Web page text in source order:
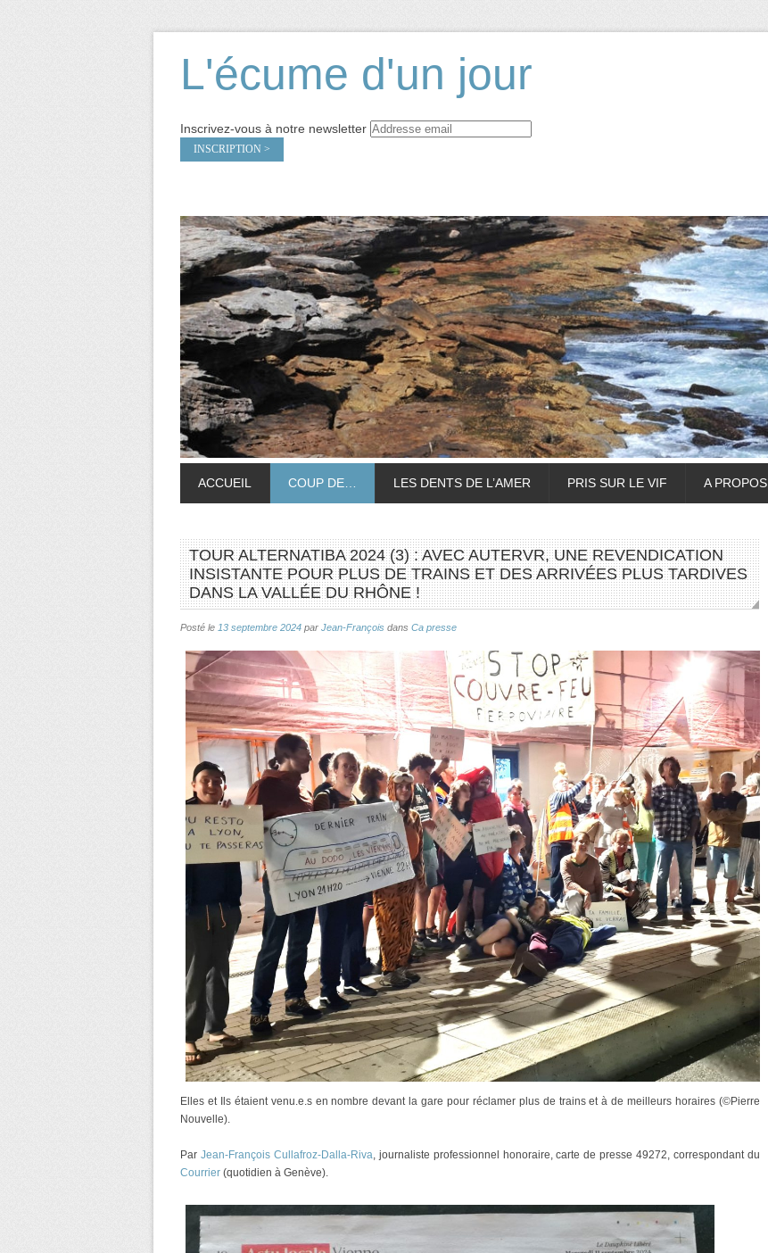
L'écume d'un jour
Inscrivez-vous à notre newsletter
ACCUEIL COUP DE… LES DENTS DE L’AMER PRIS SUR LE VIF A PROPOS
TOUR ALTERNATIBA 2024 (3) : AVEC AUTERVR, UNE REVENDICATION
INSISTANTE POUR PLUS DE TRAINS ET DES ARRIVÉES PLUS TARDIVES
DANS LA VALLÉE DU RHÔNE !
Posté le 13 septembre 2024 par Jean-François dans Ca presse
Elles et Ils étaient venu.e.s en nombre devant la gare pour réclamer plus de trains et à de meilleurs horaires (©Pierre
Nouvelle).
Par Jean-François Cullafroz-Dalla-Riva , journaliste professionnel honoraire, carte de presse 49272, correspondant du
Courrier (quotidien à Genève).